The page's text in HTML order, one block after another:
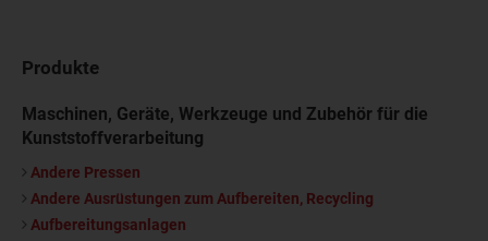
Produkte
Maschinen, Geräte, Werkzeuge und Zubehör für die
Kunststoffverarbeitung
Andere Pressen
Andere Ausrüstungen zum Aufbereiten, Recycling
Aufbereitungsanlagen